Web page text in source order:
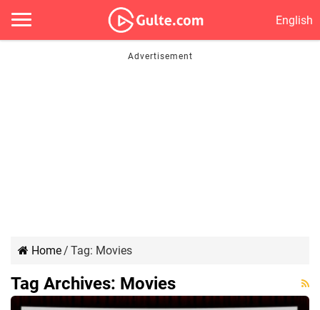
English
Home/ Tag: Movies
Tag Archives: Movies